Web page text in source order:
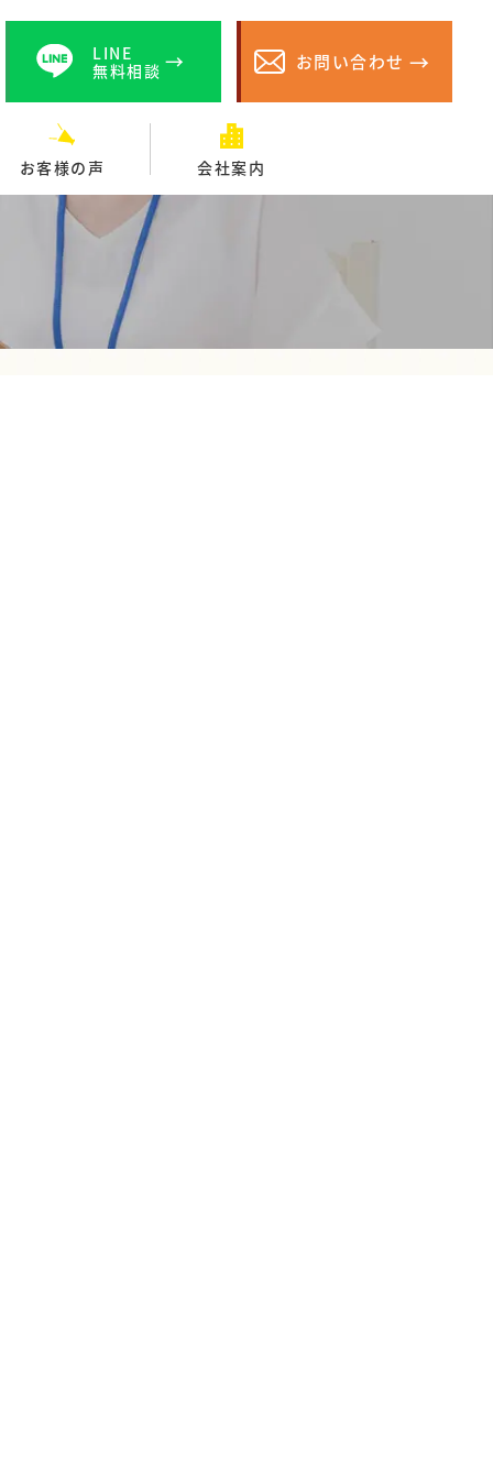
LINE
無料相談
お問い合わせ
お客様の声 会社案内